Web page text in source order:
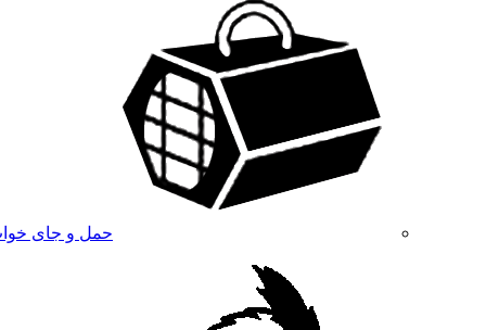
حمل و جای